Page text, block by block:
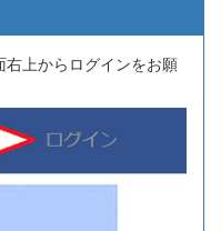
上からログインをお願